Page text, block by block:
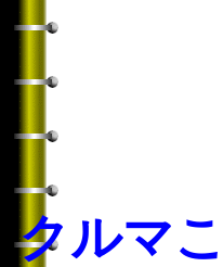
クルマ